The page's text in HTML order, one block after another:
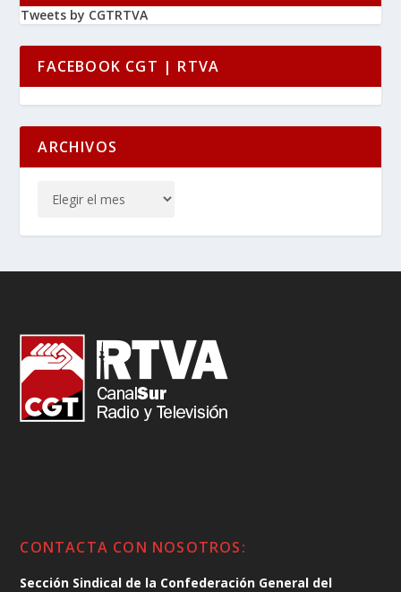
Tweets by CGTRTVA
FACEBOOK CGT | RTVA
ARCHIVOS
CONTACTA CON NOSOTROS:
Sección Sindical de la Confederación General del